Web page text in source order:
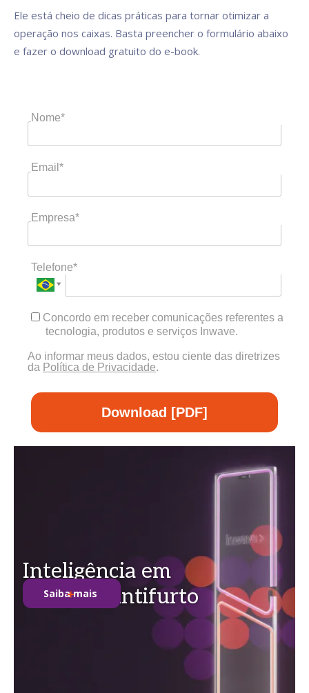
Ele está cheio de dicas práticas para tornar otimizar a
operação nos caixas. Basta preencher o formulário abaixo
e fazer o download gratuito do e-book.
Nome*
Email*
Empresa*
Telefone*
Concordo em receber comunicações referentes a
tecnologia, produtos e serviços Inwave.
Ao informar meus dados, estou ciente das diretrizes
da Política de Privacidade.
Download [PDF]
Inteligência em
soluções antifurto
Saiba mais